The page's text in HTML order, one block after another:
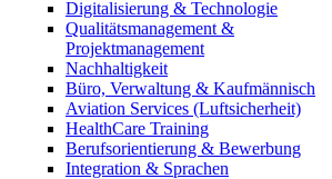
Digitalisierung & Technologie
Qualitätsmanagement &
Projektmanagement
Nachhaltigkeit
Büro, Verwaltung & Kaufmännisch
Aviation Services (Luftsicherheit)
HealthCare Training
Berufsorientierung & Bewerbung
Integration & Sprachen